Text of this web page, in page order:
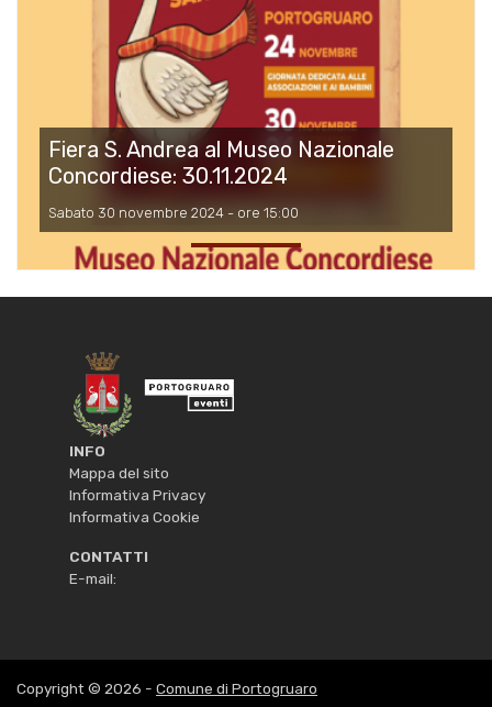
Fiera S. Andrea al Museo Nazionale
Concordiese: 30.11.2024
Sabato 30 novembre 2024 - ore 15:00
INFO
Mappa del sito
Informativa Privacy
Informativa Cookie
CONTATTI
E-mail:
Copyright © 2026 - Comune di Portogruaro